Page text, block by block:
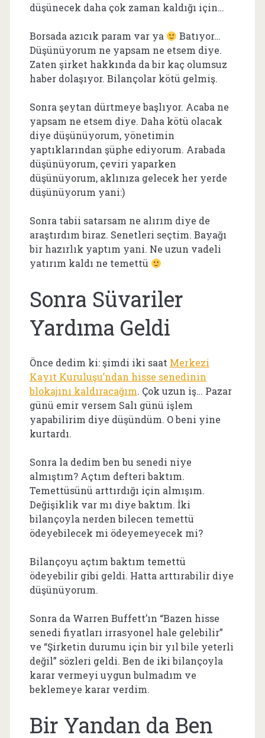
düşünecek daha çok zaman kaldığı için…
Borsada azıcık param var ya
Batıyor…
Düşünüyorum ne yapsam ne etsem diye.
Zaten şirket hakkında da bir kaç olumsuz
haber dolaşıyor. Bilançolar kötü gelmiş.
Sonra şeytan dürtmeye başlıyor. Acaba ne
yapsam ne etsem diye. Daha kötü olacak
diye düşünüyorum, yönetimin
yaptıklarından şüphe ediyorum. Arabada
düşünüyorum, çeviri yaparken
düşünüyorum, aklınıza gelecek her yerde
düşünüyorum yani:)
Sonra tabii satarsam ne alırım diye de
araştırdım biraz. Senetleri seçtim. Bayağı
bir hazırlık yaptım yani. Ne uzun vadeli
yatırım kaldı ne temettü
Sonra Süvariler
Yardıma Geldi
Önce dedim ki: şimdi iki saat Merkezi
Kayıt Kuruluşu’ndan hisse senedinin
blokajını kaldıracağım. Çok uzun iş… Pazar
günü emir versem Salı günü işlem
yapabilirim diye düşündüm. O beni yine
kurtardı.
Sonra la dedim ben bu senedi niye
almıştım? Açtım defteri baktım.
Temettüsünü arttırdığı için almışım.
Değişiklik var mı diye baktım. İki
bilançoyla nerden bilecen temettü
ödeyebilecek mi ödeyemeyecek mi?
Bilançoyu açtım baktım temettü
ödeyebilir gibi geldi. Hatta arttırabilir diye
düşünüyorum.
Sonra da Warren Buffett’ın “Bazen hisse
senedi fiyatları irrasyonel hale gelebilir”
ve “Şirketin durumu için bir yıl bile yeterli
değil” sözleri geldi. Ben de iki bilançoyla
karar vermeyi uygun bulmadım ve
beklemeye karar verdim.
Bir Yandan da Ben